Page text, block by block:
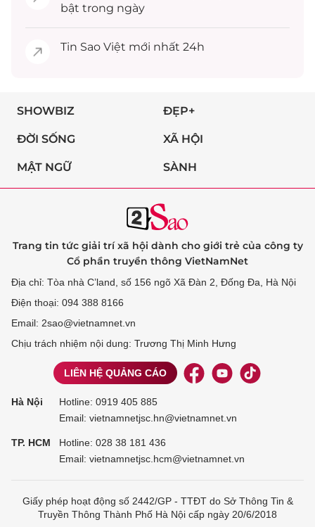
bật trong ngày
Tin Sao Việt mới nhất 24h
SHOWBIZ ĐẸP+
ĐỜI SỐNG XÃ HỘI
MẬT NGỮ SÀNH
Trang tin tức giải trí xã hội dành cho giới trẻ của công ty
Cổ phần truyền thông VietNamNet
Địa chỉ: Tòa nhà C’land, số 156 ngõ Xã Đàn 2, Đống Đa, Hà Nội
Điện thoại: 094 388 8166
Email: 2sao@vietnamnet.vn
Chịu trách nhiệm nội dung: Trương Thị Minh Hưng
LIÊN HỆ QUẢNG CÁO
Hà Nội Hotline: 0919 405 885
Email: vietnamnetjsc.hn@vietnamnet.vn
TP. HCM Hotline: 028 38 181 436
Email: vietnamnetjsc.hcm@vietnamnet.vn
Giấy phép hoạt động số 2442/GP - TTĐT do Sở Thông Tin &
Truyền Thông Thành Phố Hà Nội cấp ngày 20/6/2018